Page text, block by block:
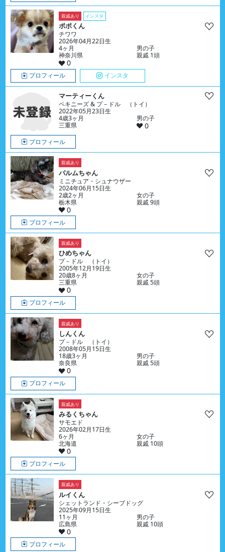
親戚あり インスタ
ポポくん
チワワ
2026年04月22日生
4ヶ月
男の子
神奈川県
親戚 1頭
0
プロフィール インスタ
マーティーくん
ペキニーズ & プ－ドル （トイ）
2022年05月23日生
4歳3ヶ月
男の子
三重県
0
プロフィール
親戚あり
パルムちゃん
ミニチュア・シュナウザー
2024年06月15日生
2歳2ヶ月
女の子
栃木県
親戚 9頭
0
プロフィール
親戚あり
ひめちゃん
プ－ドル （トイ）
2005年12月19日生
20歳8ヶ月
女の子
三重県
親戚 5頭
0
プロフィール
親戚あり
しんくん
プ－ドル （トイ）
2008年05月15日生
18歳3ヶ月
男の子
奈良県
親戚 5頭
0
プロフィール
親戚あり
みるくちゃん
サモエド
2026年02月17日生
6ヶ月
女の子
北海道
親戚 10頭
0
プロフィール
親戚あり
ルイくん
シェットランド・シープドッグ
2025年09月15日生
11ヶ月
男の子
広島県
親戚 10頭
0
プロフィール